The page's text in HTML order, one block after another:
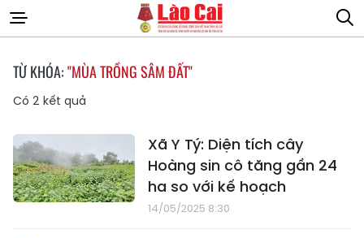
TỪ KHÓA:"MÙA TRỒNG SÂM ĐẤT"
Có 2 kết quả
Xã Y Tý: Diện tích cây
Hoàng sin cô tăng gần 24
ha so với kế hoạch
14/05/2025 8:30